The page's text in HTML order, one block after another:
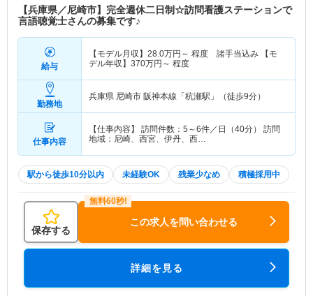
【兵庫県／尼崎市】完全週休二日制☆訪問看護ステーションで
言語聴覚士さんの募集です♪
給与
【モデル月収】 28.0万円～ 程度 諸手当込み 【モ
デル年収】 370万円～ 程度
勤務地
兵庫県 尼崎市 阪神本線「杭瀬駅」（徒歩9分）
仕事内容
【仕事内容】 訪問件数：5～6件／日（40分） 訪問
地域：尼崎、西宮、伊丹、西…
駅から徒歩10分以内 未経験OK 残業少なめ 積極採用中
保存する
この求人を問い合わせる
詳細を見る